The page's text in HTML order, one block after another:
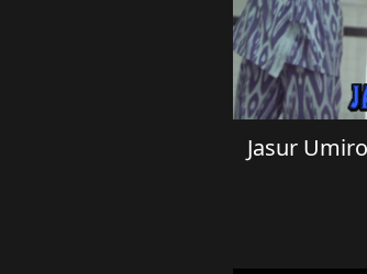
Jasur